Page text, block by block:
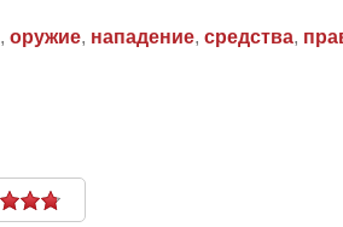
, оружие, нападение, средства,